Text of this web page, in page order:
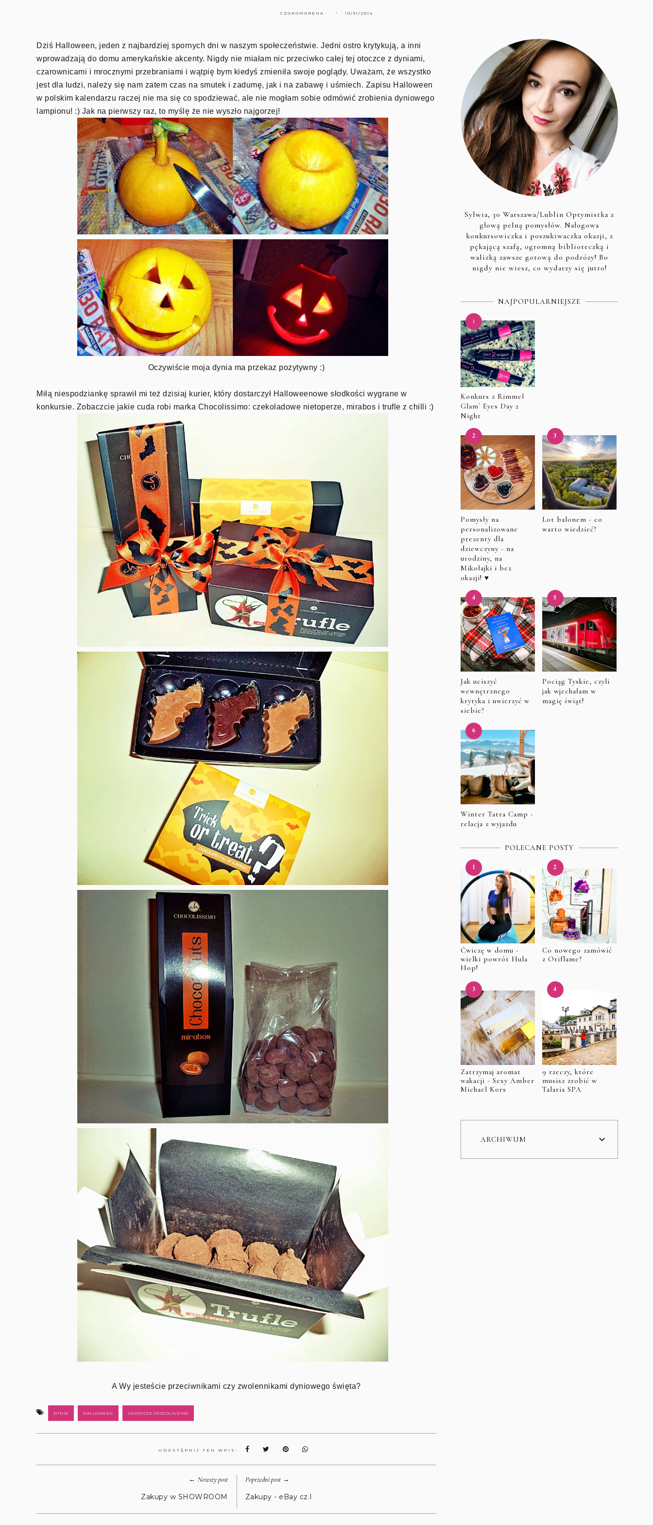
CZOKOMORENA 10/31/2014
Dziś Halloween, jeden z najbardziej spornych dni w naszym społeczeństwie. Jedni ostro krytykują, a inni
wprowadzają do domu amerykańskie akcenty. Nigdy nie miałam nic przeciwko całej tej otoczce z dyniami,
czarownicami i mrocznymi przebraniami i wątpię bym kiedyś zmieniła swoje poglądy. Uważam, że wszystko
jest dla ludzi, należy się nam zatem czas na smutek i zadumę, jak i na zabawę i uśmiech. Zapisu Halloween
w polskim kalendarzu raczej nie ma się co spodziewać, ale nie mogłam sobie odmówić zrobienia dyniowego
lampionu! :) Jak na pierwszy raz, to myślę że nie wyszło najgorzej!
Oczywiście moja dynia ma przekaz pozytywny :)
Miłą niespodziankę sprawił mi też dzisiaj kurier, który dostarczył Halloweenowe słodkości wygrane w
konkursie. Zobaczcie jakie cuda robi marka Chocolissimo: czekoladowe nietoperze, mirabos i trufle z chilli :)
A Wy jesteście przeciwnikami czy zwolennikami dyniowego święta?
DYNIA HALLOWEEN SŁODYCZE CHOCOLISSIMO
UDOSTĘPNIJ TEN WPIS:
← Nowszy post
Zakupy w SHOWROOM
Poprzedni post→
Zakupy - eBay cz.I
Sylwia, 30 Warszawa/Lublin Optymistka z
głową pelną pomysłów. Nałogowa
konkursowiczka i poszukiwaczka okazji, z
pękającą szafą, ogromną biblioteczką i
walizką zawsze gotową do podrózy! Bo
nigdy nie wiesz, co wydarzy się jutro!
NAJPOPULARNIEJSZE
Konkurs z Rimmel
Glam` Eyes Day 2
Night
Pomysły na
personalizowane
prezenty dla
dziewczyny - na
urodziny, na
Mikołajki i bez
okazji! ♥
Lot balonem - co
warto wiedzieć?
Jak uciszyć
wewnętrznego
krytyka i uwierzyć w
siebie?
Pociąg Tyskie, czyli
jak wjechałam w
magię świąt!
Winter Tatra Camp -
relacja z wyjazdu
POLECANE POSTY
Ćwiczę w domu -
wielki powrót Hula
Hop!
Co nowego zamówić
z Oriflame?
Zatrzymaj aromat
wakacji - Sexy Amber
Michael Kors
9 rzeczy, które
musisz zrobić w
Talaria SPA
ARCHIWUM